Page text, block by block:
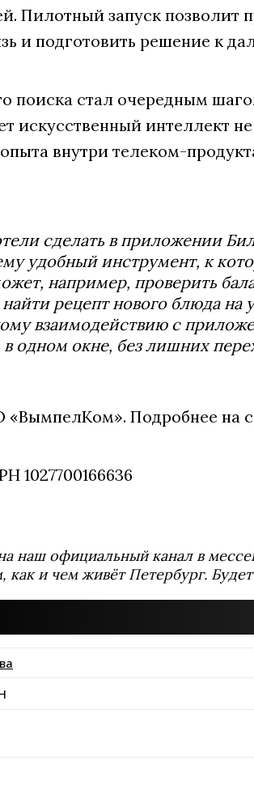
Пилотный запуск позволит
и подготовить решение к
поиска стал очередным
искусственный интеллект
внутри телеком-
сделать в приложении
удобный инструмент, к
например, проверить
рецепт нового блюда
взаимодействию с
в одном окне, без лишних
«ВымпелКом». Подробнее на
1027700166636
наш официальный канал в
как и чем живёт Петербург.